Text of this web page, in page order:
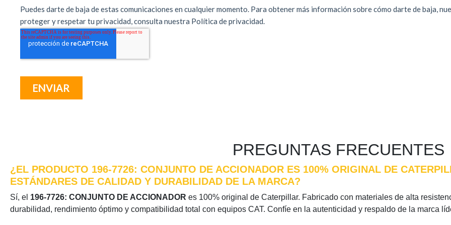
PREGUNTAS FRECUENTES
¿EL PRODUCTO 196-7726: CONJUNTO DE ACCIONADOR ES 100% ORIGINAL DE
ESTÁNDARES DE CALIDAD Y DURABILIDAD DE LA MARCA?
Sí, el 196-7726: CONJUNTO DE ACCIONADOR es 100% original de Caterpillar. Fabricado con materiales de alta
durabilidad, rendimiento óptimo y compatibilidad total con equipos CAT. Confíe en la autenticidad y respaldo de la marca